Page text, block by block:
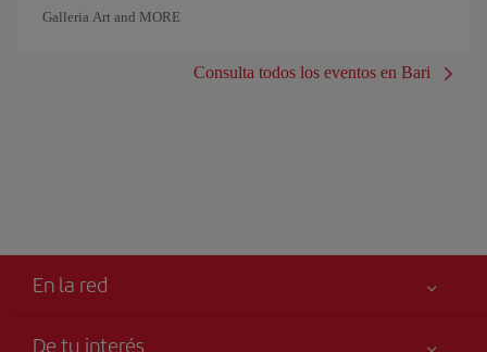
Galleria Art and MORE
Consulta todos los eventos en Bari
En la red
De tu interés